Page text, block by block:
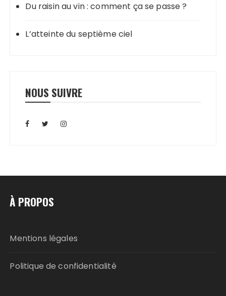
Du raisin au vin : comment ça se passe ?
L’atteinte du septième ciel
NOUS SUIVRE
À PROPOS
Mentions légales
Politique de confidentialité